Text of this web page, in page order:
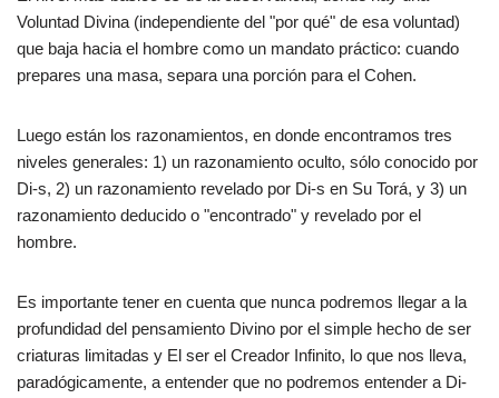
Voluntad Divina (independiente del "por qué" de esa voluntad)
que baja hacia el hombre como un mandato práctico: cuando
prepares una masa, separa una porción para el Cohen.
Luego están los razonamientos, en donde encontramos tres
niveles generales: 1) un razonamiento oculto, sólo conocido por
Di-s, 2) un razonamiento revelado por Di-s en Su Torá, y 3) un
razonamiento deducido o "encontrado" y revelado por el
hombre.
Es importante tener en cuenta que nunca podremos llegar a la
profundidad del pensamiento Divino por el simple hecho de ser
criaturas limitadas y El ser el Creador Infinito, lo que nos lleva,
paradógicamente, a entender que no podremos entender a Di-